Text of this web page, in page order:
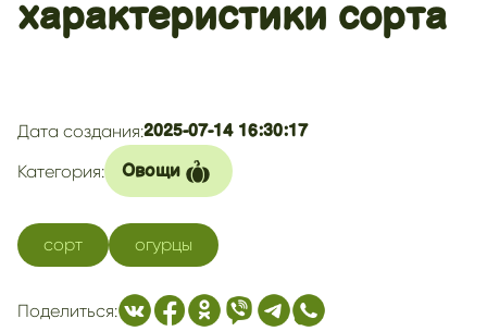
характеристики сорта
Дата создания:2025-07-14 16:30:17
Категория: Овощи
сорт огурцы
Поделиться: